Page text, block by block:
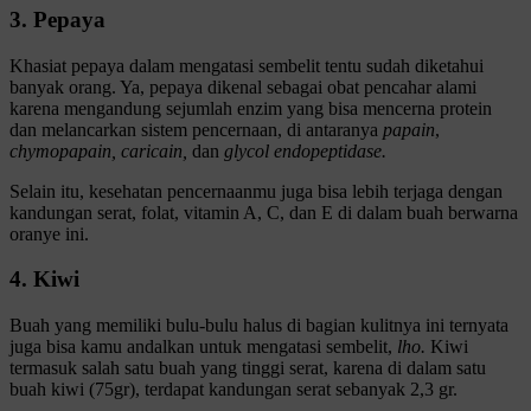
3. Pepaya
Khasiat pepaya dalam mengatasi sembelit tentu sudah diketahui
banyak orang. Ya, pepaya dikenal sebagai obat pencahar alami
karena mengandung sejumlah enzim yang bisa mencerna protein
dan melancarkan sistem pencernaan, di antaranya papain,
chymopapain, caricain, dan glycol endopeptidase.
Selain itu, kesehatan pencernaanmu juga bisa lebih terjaga dengan
kandungan serat, folat, vitamin A, C, dan E di dalam buah berwarna
oranye ini.
4. Kiwi
Buah yang memiliki bulu-bulu halus di bagian kulitnya ini ternyata
juga bisa kamu andalkan untuk mengatasi sembelit, lho. Kiwi
termasuk salah satu buah yang tinggi serat, karena di dalam satu
buah kiwi (75gr), terdapat kandungan serat sebanyak 2,3 gr.